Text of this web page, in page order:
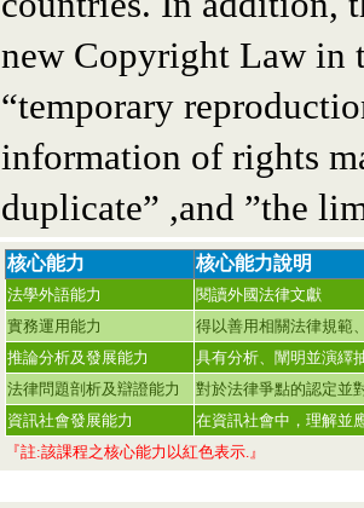
new Copyright Law in
“temporary
information of rights
duplicate” ,and ”the
核心能力 核心能力說明
法學外語能力
閱讀外國法律文獻
實務運用能力
得以善用相關法律規範
推論分析及發展能力
具有分析、闡明並演繹
法律問題剖析及辯證能力
對於法律爭點的認定並
資訊社會發展能力
在資訊社會中，理解並
『註:該課程之核心能力以紅色表示.』